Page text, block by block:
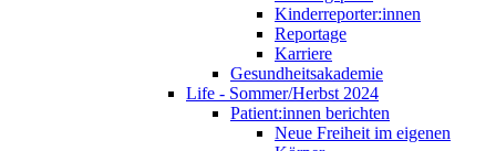
Kinderreporter:innen
Reportage
Karriere
Gesundheitsakademie
Life - Sommer/Herbst 2024
Patient:innen berichten
Neue Freiheit im eigenen